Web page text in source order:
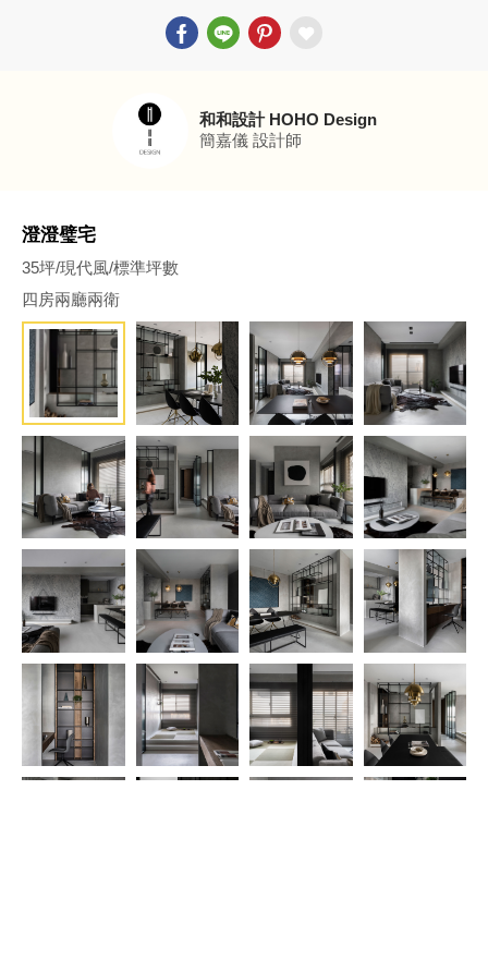
和和設計 HOHO Design
簡嘉儀 設計師
澄澄璧宅
35坪/現代風/標準坪數
四房兩廳兩衛